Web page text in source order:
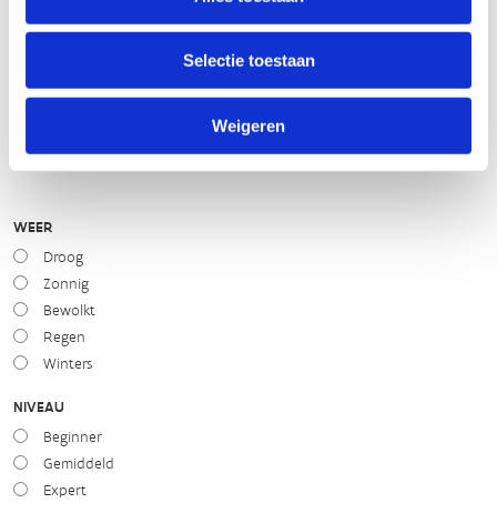
Selectie toestaan
Weigeren
slecht goed
slecht goed
WEER
Droog
Zonnig
Bewolkt
Regen
Winters
NIVEAU
Beginner
Gemiddeld
Expert